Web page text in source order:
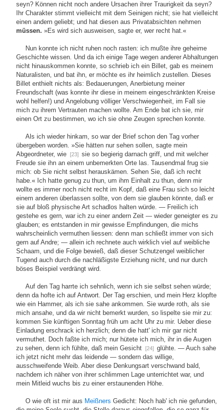
seyn? Können nicht noch andere Ursachen ihrer Traurigkeit da seyn?
Ihr Charakter stimmt vielleicht mit dem Seinigen nicht; sie hat vielleicht
einen andern geliebt; und hat diesen aus Privatabsichten nehmen
müssen. »Es wird sich ausweisen, sagte er, wer recht hat.«
Nun konnte ich nicht ruhen noch rasten: ich mußte ihre geheime
Geschichte wissen. Und da ich einige Tage wegen anderer Abhaltungen
nicht hinauskommen konnte, so schrieb ich ein Billet, gab es meinem
Naturalisten, und bat ihn, er möchte es ihr heimlich zustellen. Dieses
Billet enthielt nichts als: Bedauerungen, Anerbietung meiner
Freundschaft (was konnte ihr diese in meinem eingeschränkten Kreise
wohl helfen!) und Angelobung völliger Verschwiegenheit, im Fall sie
mich zu ihrem Vertrauten machen wollte. Am Ende bat ich sie, mir
einen Ort zu bestimmen, wo ich sie ohne Zeugen sprechen konnte.
Als ich wieder hinkam, so war der Brief schon den Tag vorher
übergeben worden. »Sie hätten nur sehen sollen, sagte mein
Abgeordneter, wie
[23] sie so begierig darnach griff, und mit welcher
Freude sie ihn an einem unbemerkten Orte las. Tausendmal frug sie
mich: ob Sie nicht selbst herauskämen. Sehen Sie, daß ich recht
habe.« Ich hatte genug zu thun, um ihm Einhalt zu thun, denn mir
wollte es immer noch nicht recht im Kopf, daß eine Frau sich so leicht
einem anderen überlassen sollte, von dem sie glauben könnte, daß er
sie auf bloß physische Art schadlos halten würde. — Freilich ich
gestehe es gern, war ich zu einer andern Zeit — wieder geneigter es zu
glauben; es entstanden in mir gewisse Empfindungen, die michs
wahrscheinlich vermuthen liessen: denn man schließt immer von sich
gern auf Andre; — allein ich rechnete auch wirklich viel auf weibliche
Schaam, und die Folge bewieß, daß dieser Schutzengel weiblicher
Tugend auch durch die nachläßigste Erziehung nicht, und nur durch
böses Beispiel verdrängt wird.
Auf den Tag harrte ich sehnlich, wenn ich sie selbst sehen würde;
denn da hofte ich auf Antwort. Der Tag erschien, und mein Herz klopfte
wie ein Hammer, als ich sie sahe ankommen. Sie wurde roth, als sie
mich ansahe, und da wir nicht bemerkt wurden, so lispelte sie mir zu:
kommen Sie künftigen Sonntag früh um acht Uhr zu mir. Ueber diese
Einladung erschrack ich herzlich; denn die hatt' ich mir gar nicht
vermuthet. Doch faßte ich mich; nur hütete ich mich, ihr in die Augen
zu sehen, denn ich fühlte, daß mein Gesicht
[24] glühte. — Auch sahe
ich jetzt nicht mehr das leidende — sondern das willige,
ausschweifende Weib. Aber diese Denkungsart verschwand bald,
nachdem ich näher von ihrer schlimmen Lage unterrichtet war, und
mein Mitleid wuchs bis zu einer erstaunenden Höhe.
O wie oft ist mir aus Meißners Gedicht: Noch hab' ich nie gefunden,